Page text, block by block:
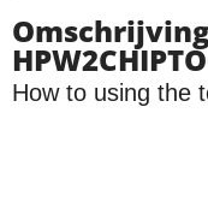
How to using the